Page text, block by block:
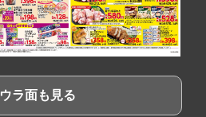
ウラ面も見る